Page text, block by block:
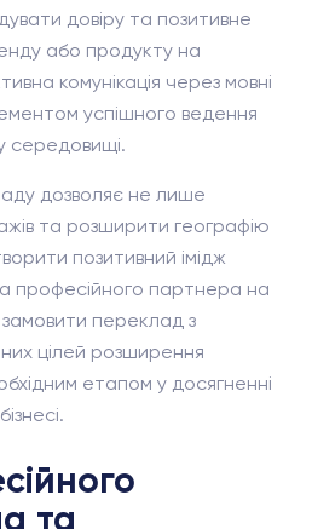
довіру та позитивне
або продукту на
комунікація через мовні
успішного ведення
середовищі.
дозволяє не лише
та розширити географію
позитивний імідж
професійного партнера на
переклад з
цілей розширення
етапом у досягненні
та